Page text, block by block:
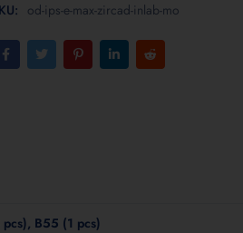
od-ips-e-max-zircad-inlab-mo
B55 (1 pcs)